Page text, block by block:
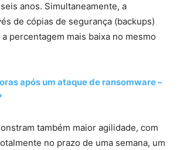
anos. Simultaneamente, a
de cópias de segurança (backups)
percentagem mais baixa no mesmo
após um ataque de ransomware –
também maior agilidade, com
no prazo de uma semana, um